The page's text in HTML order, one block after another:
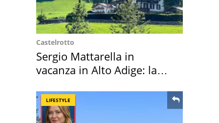
Castelrotto
Sergio Mattarella in
vacanza in Alto Adige: la
LIFESTYLE